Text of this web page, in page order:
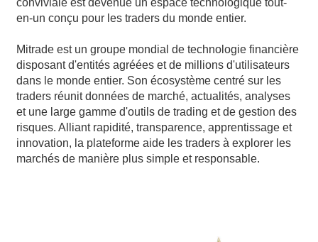
en-un conçu pour les traders du monde entier.
Mitrade est un groupe mondial de technologie financière
disposant d'entités agréées et de millions d'utilisateurs
dans le monde entier. Son écosystème centré sur les
traders réunit données de marché, actualités, analyses
et une large gamme d'outils de trading et de gestion des
risques. Alliant rapidité, transparence, apprentissage et
innovation, la plateforme aide les traders à explorer les
marchés de manière plus simple et responsable.